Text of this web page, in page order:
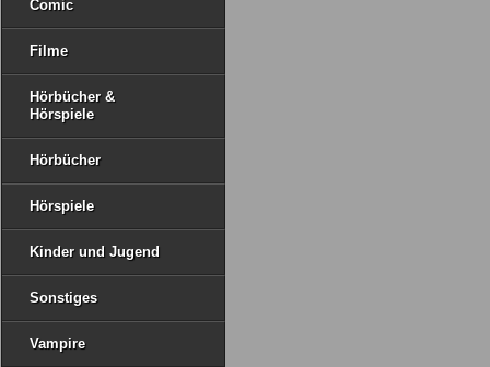
Comic
Filme
Hörbücher &
Hörspiele
Hörbücher
Hörspiele
Kinder und Jugend
Sonstiges
Vampire